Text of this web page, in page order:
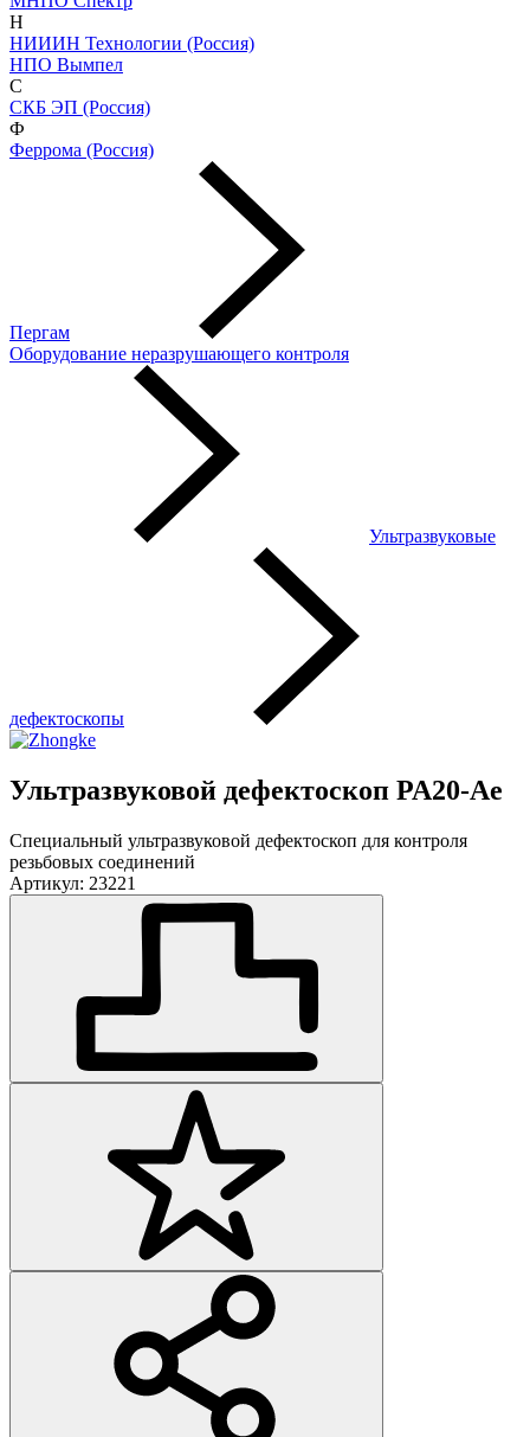
Н
НИИИН Технологии (Россия)
НПО Вымпел
С
СКБ ЭП (Россия)
Ф
Феррома (Россия)
Пергам
Оборудование неразрушающего контроля
Ультразвуковые
дефектоскопы
Ультразвуковой дефектоскоп PA20-Ae
Специальный ультразвуковой дефектоскоп для контроля
резьбовых соединений
Артикул: 23221